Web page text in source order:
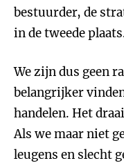
bestuurder, de
in de tweede
We zijn dus geen
belangrijker
handelen. Het
Als we maar niet
leugens en slecht